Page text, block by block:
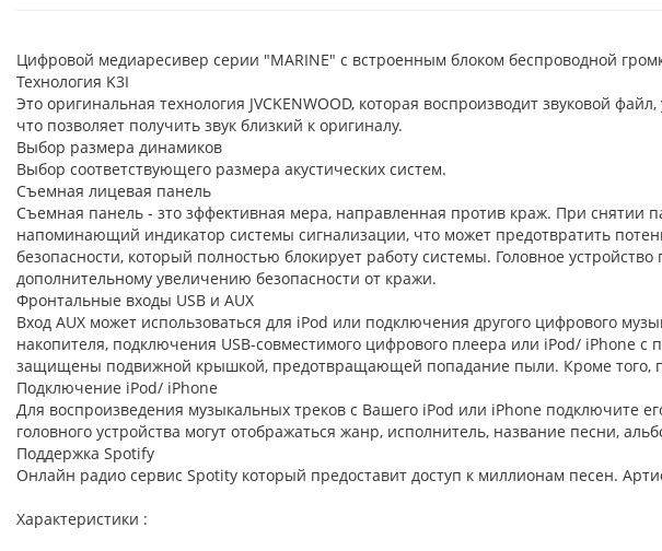
Цифровой медиаресивер серии "MARINE" с встроенным блоком беспроводной
Технология K3I
Это оригинальная технология JVCKENWOOD, которая воспроизводит звуковой
что позволяет получить звук близкий к оригиналу.
Выбор размера динамиков
Выбор соответствующего размера акустических систем.
Съемная лицевая панель
Съемная панель - зто зффективная мера, направленная против краж. При снятии
напоминающий индикатор системы сигнализации, что может предотвратить
безопасности, который полностью блокирует работу системы. Головное
дополнительному увеличению безопасности от кражи.
Фронтальные входы USB и AUX
Вход AUX может использоваться для iPod или подключения другого цифрового
накопителя, подключения USB-совместимого цифрового плеера или iPod/ iPhone
защищены подвижной крышкой, предотвращающей попадание пыли. Кроме того,
Подключение iPod/ iPhone
Для воспроизведения музыкальных треков с Вашего iPod или iPhone подключите
головного устройства могут отображаться жанр, исполнитель, название песни,
Поддержка Spotify
Онлайн радио сервис Spotity который предоставит доступ к миллионам песен.
Характеристики :